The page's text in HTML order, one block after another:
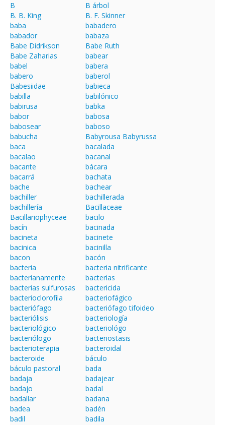
B
B árbol
B. B. King
B. F. Skinner
baba
babadero
babador
babaza
Babe Didrikson
Babe Ruth
Babe Zaharias
babear
babel
babera
babero
baberol
Babesiidae
babieca
babilla
babilónico
babirusa
babka
babor
babosa
babosear
baboso
babucha
Babyrousa Babyrussa
baca
bacalada
bacalao
bacanal
bacante
bácara
bacarrá
bachata
bache
bachear
bachiller
bachillerada
bachillería
Bacillaceae
Bacillariophyceae
bacilo
bacín
bacinada
bacineta
bacinete
bacinica
bacinilla
bacon
bacón
bacteria
bacteria nitrificante
bacterianamente
bacterias
bacterias sulfurosas
bactericida
bacterioclorofila
bacteriofágico
bacteriófago
bacteriófago tifoideo
bacteriólisis
bacteriología
bacteriológico
bacteriológo
bacteriólogo
bacteriostasis
bacterioterapia
bacteroidal
bacteroide
báculo
báculo pastoral
bada
badaja
badajear
badajo
badal
badallar
badana
badea
badén
badil
badila